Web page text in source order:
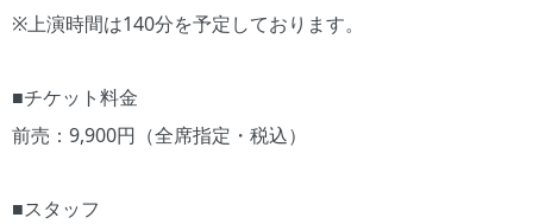
※上演時間は140分を予定しております。
■チケット料金
前売：9,900円（全席指定・税込）
■スタッフ